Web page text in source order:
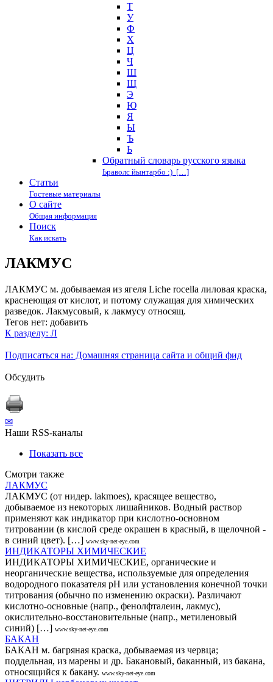
Т
У
Ф
Х
Ц
Ч
Ш
Щ
Э
Ю
Я
Ы
Ъ
Ь
Обратный словарь русского языка
Ьраволс йынтарбо :) […]
Статьи
Гостевые материалы
О сайте
Общая информация
Поиск
Как искать
ЛАКМУС
ЛАКМУС м. добываемая из ягеля Liche rocellа лиловая краска,
краснеющая от кислот, и потому служащая для химических
разведок. Лакмусовый, к лакмусу относящ.
Тегов нет: добавить
К разделу: Л
Подписаться на: Домашняя страница сайта и общий фид
Обсудить
✉
Наши RSS-каналы
Показать все
Смотри также
ЛАКМУС
ЛАКМУС (от нидер. lakmoes), красящее вещество,
добываемое из некоторых лишайников. Водный раствор
применяют как индикатор при кислотно-основном
титровании (в кислой среде окрашен в красный, в щелочной -
в синий цвет). […] www.sky-net-eye.com
ИНДИКАТОРЫ ХИМИЧЕСКИЕ
ИНДИКАТОРЫ ХИМИЧЕСКИЕ, органические и
неорганические вещества, используемые для определения
водородного показателя pH или установления конечной точки
титрования (обычно по изменению окраски). Различают
кислотно-основные (напр., фенолфталеин, лакмус),
окислительно-восстановительные (напр., метиленовый
синий) […] www.sky-net-eye.com
БАКАН
БАКАН м. багряная краска, добываемая из червца;
поддельная, из марены и др. Бакановый, баканный, из бакана,
относящийся к бакану. www.sky-net-eye.com